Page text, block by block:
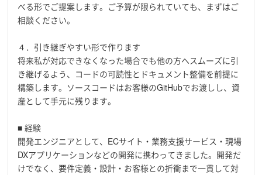
べる形でご提案します。ご予算が限られていても、まずはご
相談ください。
４．引き継ぎやすい形で作ります
将来私が対応できなくなった場合でも他の方へスムーズに引
き継げるよう、コードの可読性とドキュメント整備を前提に
構築します。ソースコードはお客様のGitHubでお渡しし、資
産として手元に残ります。
■ 経験
開発エンジニアとして、ECサイト・業務支援サービス・現場
DXアプリケーションなどの開発に携わってきました。開発だ
けでなく、要件定義・設計・お客様との折衝まで一貫して対